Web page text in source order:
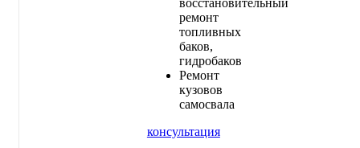
ремонт
топливных
баков,
гидробаков
Ремонт
кузовов
самосвала
консультация